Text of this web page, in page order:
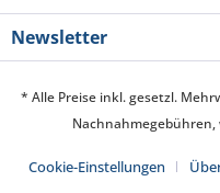
Newsletter
* Alle Preise inkl. gesetzl.
Cookie-Einstellungen